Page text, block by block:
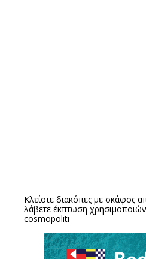
Κλείστε διακόπες με σκάφος
λάβετε έκπτωση
cosmopoliti